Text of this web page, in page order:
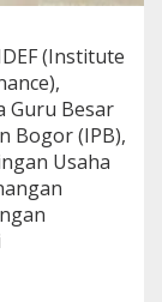
(Institute
Guru Besar
Bogor (IPB),
Usaha